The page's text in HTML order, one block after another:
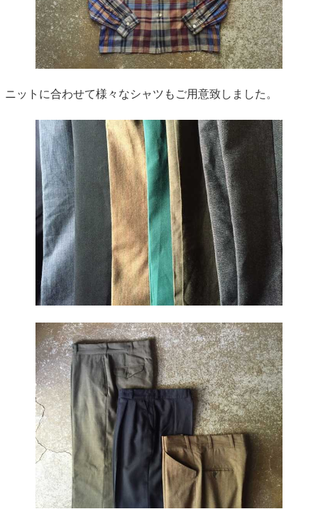
ニットに合わせて様々なシャツもご用意致しました。